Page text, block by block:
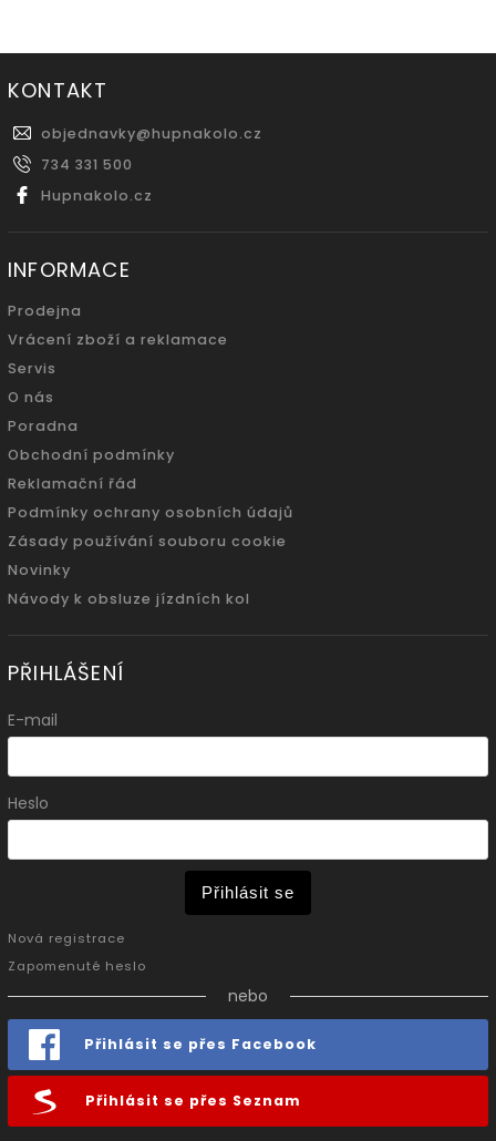
KONTAKT
objednavky@hupnakolo.cz
734 331 500
Hupnakolo.cz
INFORMACE
Prodejna
Vrácení zboží a reklamace
Servis
O nás
Poradna
Obchodní podmínky
Reklamační řád
Podmínky ochrany osobních údajů
Zásady používání souboru cookie
Novinky
Návody k obsluze jízdních kol
PŘIHLÁŠENÍ
E-mail
Heslo
Přihlásit se
Nová registrace
Zapomenuté heslo
nebo
Přihlásit se přes Facebook
Přihlásit se přes Seznam